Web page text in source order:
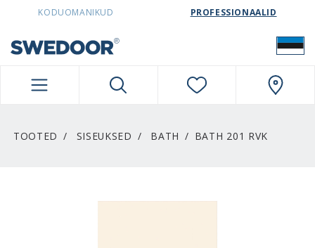
SWEDOORESTONIA NAVIGATION
KODUOMANIKUD PROFESSIONAALID
TOOTED SISEUKSED BATH BATH 201 RVK